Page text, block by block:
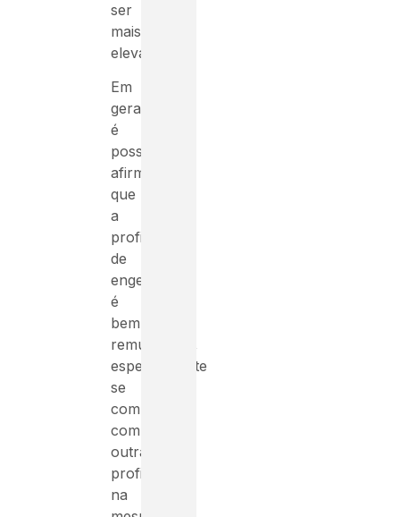
ser
mais
elevados.
Em
geral,
é
possível
afirmar
que
a
profissão
de
engenheiro
é
bem
remunerada,
especialmente
se
comparada
com
outras
profissões
na